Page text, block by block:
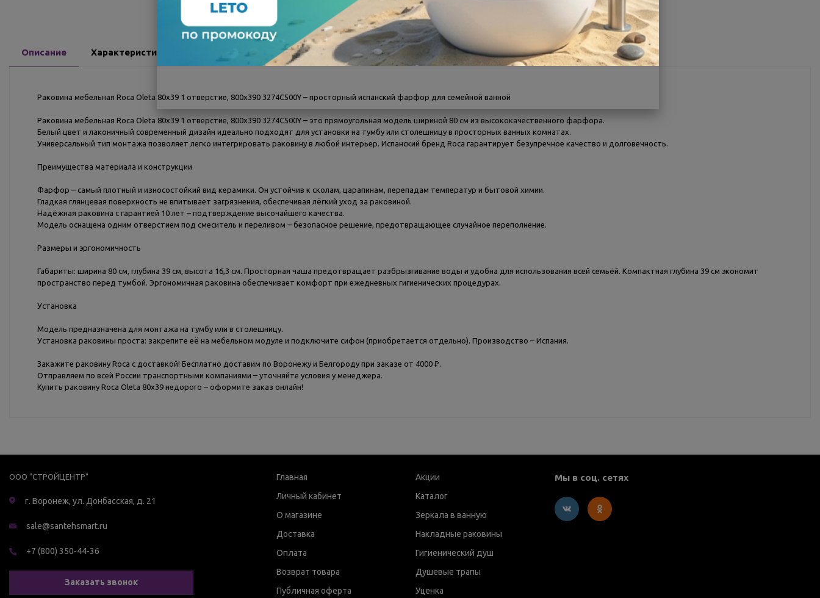
Описание Характеристики Отзывы
Раковина мебельная Roca Oleta 80х39 1 отверстие, 800х390 3274C500Y – просторный испанский фарфор для семейной ванной
Раковина мебельная Roca Oleta 80х39 1 отверстие, 800х390 3274C500Y – это прямоугольная модель шириной 80 см из высококачественного фарфора.
Белый цвет и лаконичный современный дизайн идеально подходят для установки на тумбу или столешницу в просторных ванных комнатах.
Универсальный тип монтажа позволяет легко интегрировать раковину в любой интерьер. Испанский бренд Roca гарантирует безупречное качество и долговечность.
Преимущества материала и конструкции
Фарфор – самый плотный и износостойкий вид керамики. Он устойчив к сколам, царапинам, перепадам температур и бытовой химии.
Гладкая глянцевая поверхность не впитывает загрязнения, обеспечивая лёгкий уход за раковиной.
Надёжная раковина с гарантией 10 лет – подтверждение высочайшего качества.
Модель оснащена одним отверстием под смеситель и переливом – безопасное решение, предотвращающее случайное переполнение.
Размеры и эргономичность
Габариты: ширина 80 см, глубина 39 см, высота 16,3 см. Просторная чаша предотвращает разбрызгивание воды и удобна для использования всей семьёй. Компактная глубина 39 см экономит
пространство перед тумбой. Эргономичная раковина обеспечивает комфорт при ежедневных гигиенических процедурах.
Установка
Модель предназначена для монтажа на тумбу или в столешницу.
Установка раковины проста: закрепите её на мебельном модуле и подключите сифон (приобретается отдельно). Производство – Испания.
Закажите раковину Roca с доставкой! Бесплатно доставим по Воронежу и Белгороду при заказе от 4000 ₽.
Отправляем по всей России транспортными компаниями – уточняйте условия у менеджера.
Купить раковину Roca Oleta 80х39 недорого – оформите заказ онлайн!
ООО "СТРОЙЦЕНТР"
г. Воронеж, ул. Донбасская, д. 21
sale@santehsmart.ru
+7 (800) 350-44-36
Заказать звонок
Главная
Личный кабинет
О магазине
Доставка
Оплата
Возврат товара
Публичная оферта
Акции
Каталог
Зеркала в ванную
Накладные раковины
Гигиенический душ
Душевые трапы
Уценка
Мы в соц. сетях